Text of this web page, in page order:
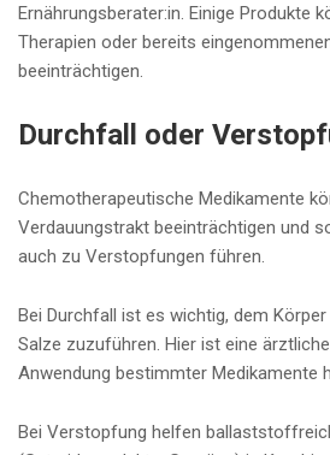
Ernährungsberater:in. Einige Produkte
Therapien oder bereits
beeinträchtigen.
Durchfall oder
Chemotherapeutische Medikamente
Verdauungstrakt beeinträchtigen und
auch zu Verstopfungen führen.
Bei Durchfall ist es wichtig, dem
Salze zuzuführen. Hier ist eine
Anwendung bestimmter Medikamente
Bei Verstopfung helfen